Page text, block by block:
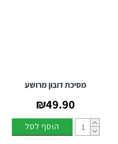
מסיכת דובון מרושע
₪49.90
הוסף לסל